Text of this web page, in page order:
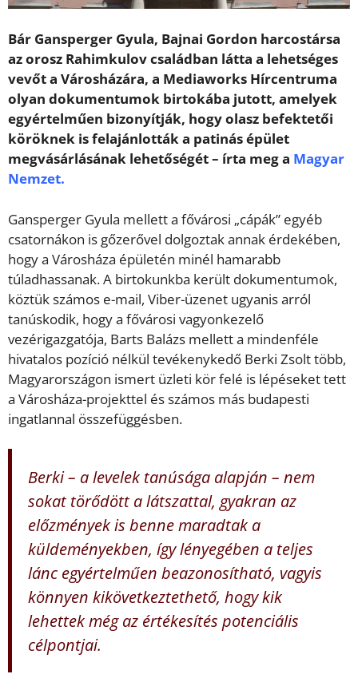
Bár Gansperger Gyula, Bajnai Gordon harcostársa
az orosz Rahimkulov családban látta a lehetséges
vevőt a Városházára, a Mediaworks Hírcentruma
olyan dokumentumok birtokába jutott, amelyek
egyértelműen bizonyítják, hogy olasz befektetői
köröknek is felajánlották a patinás épület
megvásárlásának lehetőségét – írta meg a Magyar
Nemzet.
Gansperger Gyula mellett a fővárosi „cápák” egyéb
csatornákon is gőzerővel dolgoztak annak érdekében,
hogy a Városháza épületén minél hamarabb
túladhassanak. A birtokunkba került dokumentumok,
köztük számos e-mail, Viber-üzenet ugyanis arról
tanúskodik, hogy a fővárosi vagyonkezelő
vezérigazgatója, Barts Balázs mellett a mindenféle
hivatalos pozíció nélkül tevékenykedő Berki Zsolt több,
Magyarországon ismert üzleti kör felé is lépéseket tett
a Városháza-projekttel és számos más budapesti
ingatlannal összefüggésben.
Berki – a levelek tanúsága alapján – nem
sokat törődött a látszattal, gyakran az
előzmények is benne maradtak a
küldeményekben, így lényegében a teljes
lánc egyértelműen beazonosítható, vagyis
könnyen kikövetkeztethető, hogy kik
lehettek még az értékesítés potenciális
célpontjai.